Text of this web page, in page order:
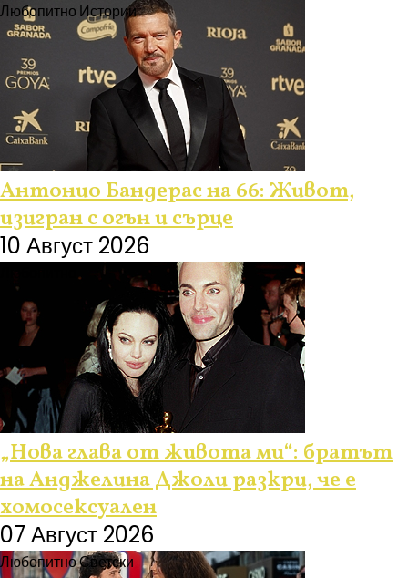
Любопитно Истории
Антонио Бандерас на 66: Живот,
изигран с огън и сърце
10 Август 2026
„Нова глава от живота ми“: братът
на Анджелина Джоли разкри, че е
хомосексуален
07 Август 2026
ЛюбопитноСветски